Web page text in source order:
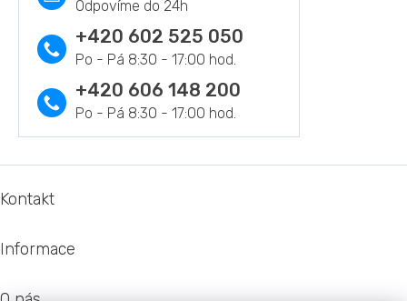
r
v
k
y
v
ý
p
s
+420 602 525 050
+420 606 148 200
á
t
Kontakt
Informace